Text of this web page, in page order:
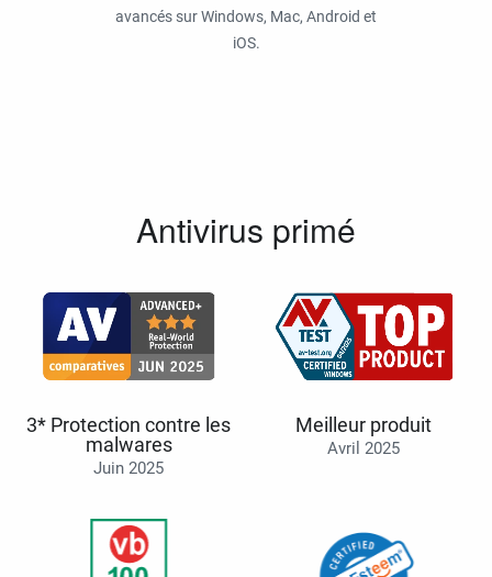
avancés sur Windows, Mac, Android et
iOS.
Antivirus primé
3* Protection contre les
malwares
Juin 2025
Meilleur produit
Avril 2025